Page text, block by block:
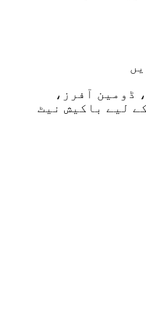
ڈومین آفرز،
لیے باکیش نیٹ